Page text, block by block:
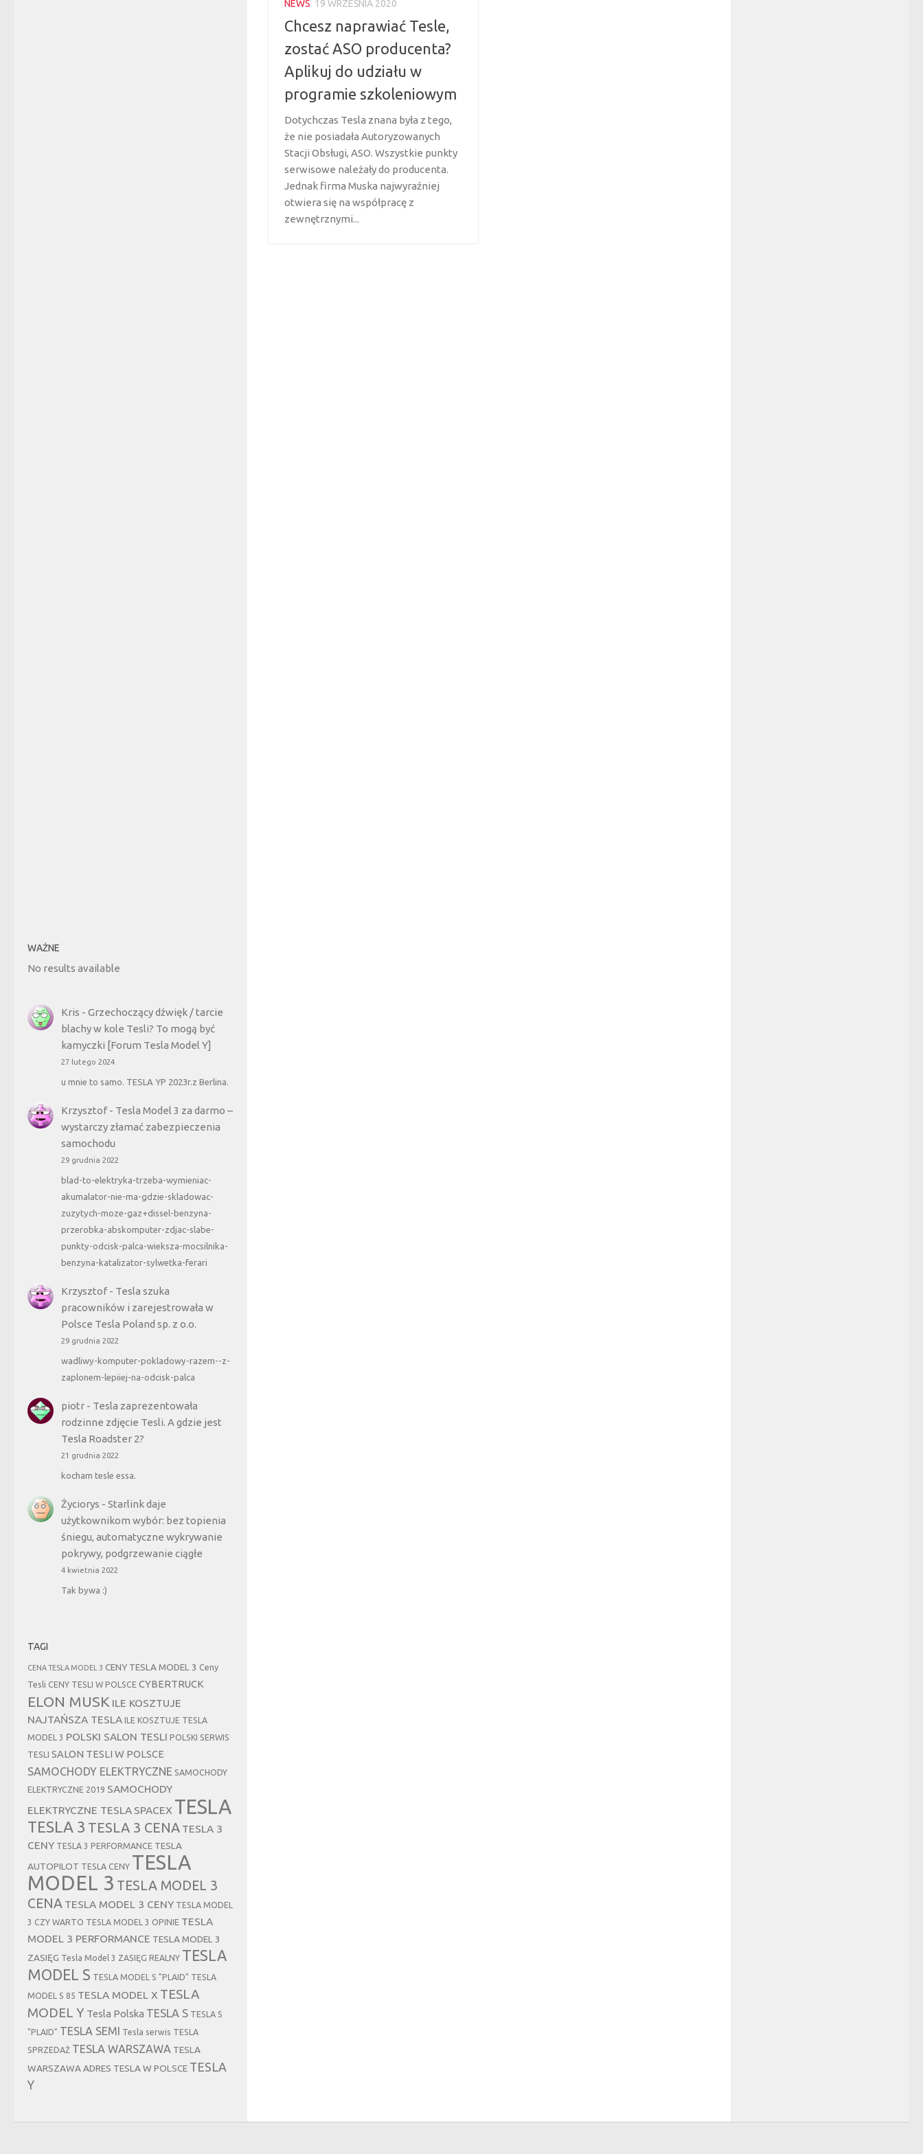
NEWS 19 WRZEŚNIA 2020
Chcesz naprawiać Tesle,
zostać ASO producenta?
Aplikuj do udziału w
programie szkoleniowym
Dotychczas Tesla znana była z tego,
że nie posiadała Autoryzowanych
Stacji Obsługi, ASO. Wszystkie punkty
serwisowe należały do producenta.
Jednak firma Muska najwyraźniej
otwiera się na współpracę z
zewnętrznymi...
WAŻNE
No results available
Kris - Grzechoczący dźwięk / tarcie
blachy w kole Tesli? To mogą być
kamyczki [Forum Tesla Model Y]
27 lutego 2024
u mnie to samo. TESLA YP 2023r.z Berlina.
Krzysztof- Tesla Model 3 za darmo –
wystarczy złamać zabezpieczenia
samochodu
29 grudnia 2022
blad-to-elektryka-trzeba-wymieniac-
akumalator-nie-ma-gdzie-skladowac-
zuzytych-moze-gaz+dissel-benzyna-
przerobka-abskomputer-zdjac-slabe-
punkty-odcisk-palca-wieksza-mocsilnika-
benzyna-katalizator-sylwetka-ferari
Krzysztof- Tesla szuka
pracowników i zarejestrowała w
Polsce Tesla Poland sp. z o.o.
29 grudnia 2022
wadliwy-komputer-pokladowy-razem--z-
zaplonem-lepiiej-na-odcisk-palca
piotr- Tesla zaprezentowała
rodzinne zdjęcie Tesli. A gdzie jest
Tesla Roadster 2?
21 grudnia 2022
kocham tesle essa.
Życiorys - Starlink daje
użytkownikom wybór: bez topienia
śniegu, automatyczne wykrywanie
pokrywy, podgrzewanie ciągłe
4 kwietnia 2022
Tak bywa :)
TAGI
CENA TESLA MODEL 3 CENY TESLA MODEL 3 Ceny
Tesli CENY TESLI W POLSCE CYBERTRUCK
ELON MUSK ILE KOSZTUJE
NAJTAŃSZA TESLA
ILE KOSZTUJE TESLA
MODEL 3 POLSKI SALON TESLI POLSKI SERWIS
TESLI
SALON TESLI W POLSCE
SAMOCHODY ELEKTRYCZNE SAMOCHODY
ELEKTRYCZNE 2019 SAMOCHODY
ELEKTRYCZNE TESLA SPACEX TESLA
TESLA 3 TESLA 3 CENA TESLA 3
CENY TESLA 3 PERFORMANCE TESLA
AUTOPILOT TESLA CENY TESLA
MODEL 3 TESLA MODEL 3
CENA TESLA MODEL 3 CENY TESLA MODEL
3 CZY WARTO TESLA MODEL 3 OPINIE TESLA
MODEL 3 PERFORMANCE TESLA MODEL 3
ZASIĘG Tesla Model 3 ZASIĘG REALNY TESLA
MODEL S TESLA MODEL S "PLAID" TESLA
MODEL S 85 TESLA MODEL X TESLA
MODEL Y Tesla Polska TESLA S TESLA S
"PLAID" TESLA SEMI Tesla serwis TESLA
SPRZEDAŻ TESLA WARSZAWA TESLA
WARSZAWA ADRES TESLA W POLSCE TESLA
Y